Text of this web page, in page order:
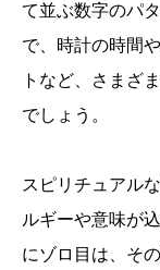
て並ぶ数字のパ
で、時計の時間
トなど、さまざ
でしょう。
スピリチュアル
ルギーや意味が
にゾロ目は、そ